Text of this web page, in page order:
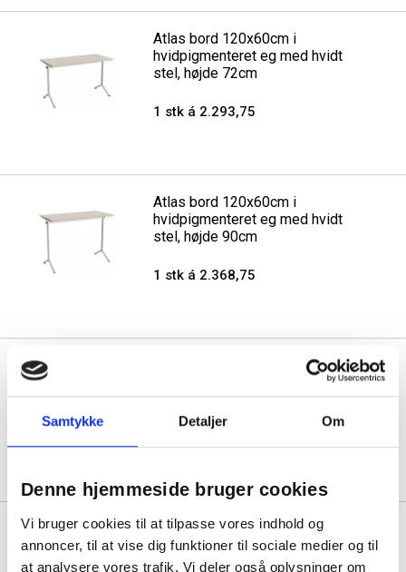
Samtykke Detaljer Om
Denne hjemmeside bruger cookies
Vi bruger cookies til at tilpasse vores indhold og
annoncer, til at vise dig funktioner til sociale medier og til
at analysere vores trafik. Vi deler også oplysninger om
Atlas bord 120x60cm i
hvidpigmenteret eg med hvidt
stel, højde 72cm
1 stk á 2.293,75
Atlas bord 120x60cm i
hvidpigmenteret eg med hvidt
stel, højde 90cm
1 stk á 2.368,75
hvidpigmenteret eg med rødt
stel, højde 72cm
Atlas bord 120x60cm i
hvidpigmenteret eg med rødt
stel, højde 90cm